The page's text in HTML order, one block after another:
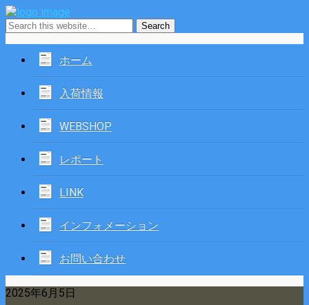
ホーム
入荷情報
WEBSHOP
レポート
LINK
インフォメーション
お問い合わせ
2025年6月5日